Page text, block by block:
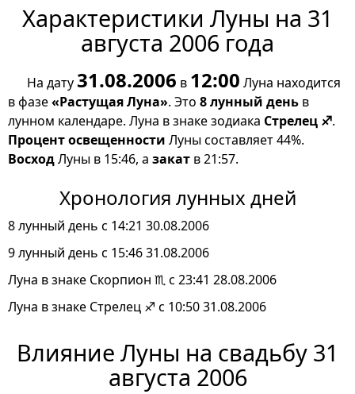
Характеристики Луны на 31
августа 2006 года
На дату31.08.2006 в 12:00 Луна находится
в фазе«Растущая Луна». Это 8 лунный день в
лунном календаре. Луна в знаке зодиака Стрелец ♐.
Процент освещенности Луны составляет 44%.
ВосходЛуны в 15:46, а закат в 21:57.
Хронология лунных дней
8 лунный день с 14:21 30.08.2006
9 лунный день с 15:46 31.08.2006
Луна в знаке Скорпион ♏ с 23:41 28.08.2006
Луна в знаке Стрелец ♐ с 10:50 31.08.2006
Влияние Луны на свадьбу 31
августа 2006